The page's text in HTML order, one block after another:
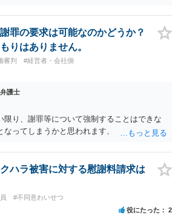
罪の要求は可能なのかどうか？
りはありません。
審判 #経営者・会社側
護士
限り、謝罪等について強制することはできな
ってしまうかと思われます。
ハラ被害に対する慰謝料請求は
#不同意わいせつ
役にたった 2